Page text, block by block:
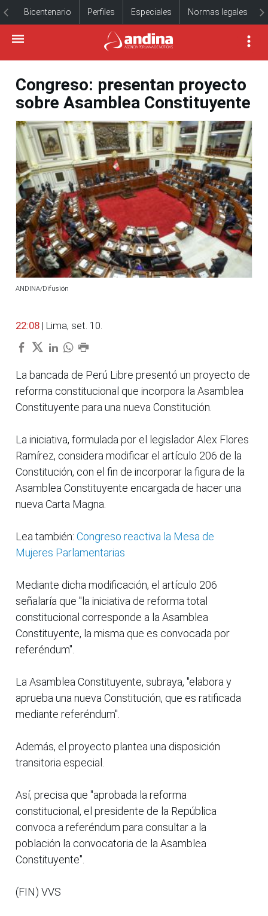
Bicentenario Perfiles Especiales Normas legales
Congreso: presentan proyecto
sobre Asamblea Constituyente
ANDINA/Difusión
22:08 | Lima, set. 10.
La bancada de Perú Libre presentó un proyecto de
reforma constitucional que incorpora la Asamblea
Constituyente para una nueva Constitución.
La iniciativa, formulada por el legislador Alex Flores
Ramírez, considera modificar el artículo 206 de la
Constitución, con el fin de incorporar la figura de la
Asamblea Constituyente encargada de hacer una
nueva Carta Magna.
Lea también: Congreso reactiva la Mesa de
Mujeres Parlamentarias
Mediante dicha modificación, el artículo 206
señalaría que "la iniciativa de reforma total
constitucional corresponde a la Asamblea
Constituyente, la misma que es convocada por
referéndum".
La Asamblea Constituyente, subraya, "elabora y
aprueba una nueva Constitución, que es ratificada
mediante referéndum".
Además, el proyecto plantea una disposición
transitoria especial.
Así, precisa que "aprobada la reforma
constitucional, el presidente de la República
convoca a referéndum para consultar a la
población la convocatoria de la Asamblea
Constituyente".
(FIN) VVS